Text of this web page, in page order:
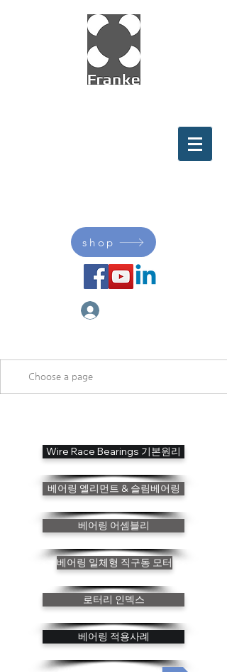
shop
Wire Race Bearings 기본원리
베어링 엘리먼트 & 슬림베어링
베어링 어셈블리
베어링 일체형 직구동 모터
로터리 인덱스
베어링 적용사례